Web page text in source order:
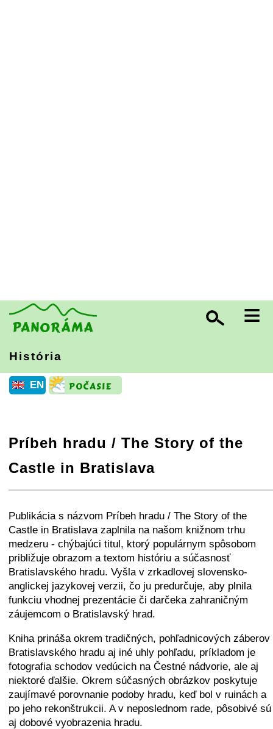
≡
História
EN
Príbeh hradu / The Story of the
Castle in Bratislava
+ − ⛶
Publikácia s názvom Príbeh hradu / The Story of the
Castle in Bratislava zaplnila na našom knižnom trhu
medzeru - chýbajúci titul, ktorý populárnym spôsobom
približuje obrazom a textom históriu a súčasnosť
Bratislavského hradu. Vyšla v zrkadlovej slovensko-
anglickej jazykovej verzii, čo ju predurčuje, aby plnila
funkciu vhodnej prezentácie či darčeka zahraničným
záujemcom o Bratislavský hrad.
Kniha prináša okrem tradičných, pohľadnicových záberov
Bratislavského hradu aj iné uhly pohľadu, príkladom je
fotografia schodov vedúcich na Čestné nádvorie, ale aj
niektoré ďalšie. Okrem súčasných obrázkov poskytuje
zaujímavé porovnanie podoby hradu, keď bol v ruinách a
po jeho rekonštrukcii. A v neposlednom rade, pôsobivé sú
aj dobové vyobrazenia hradu.